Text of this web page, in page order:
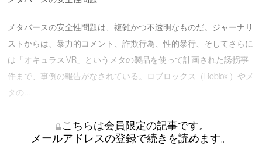
メタバースの安全性問題は、複雑かつ不透明なものだ。ジャーナリ
ストからは、暴力的コメント、詐欺行為、性的暴行、そしてさらに
は「オキュラス VR」というメタの製品を使って計画された誘拐事
件まで、事例の報告がなされている。ロブロックス（Roblox ）やメ
タの …
こちらは会員限定の記事です。
メールアドレスの登録で続きを読めます。